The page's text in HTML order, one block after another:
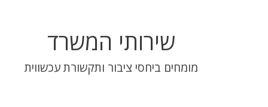
שירותי המשרד
מומחים ביחסי ציבור ותקשורת עכשווית